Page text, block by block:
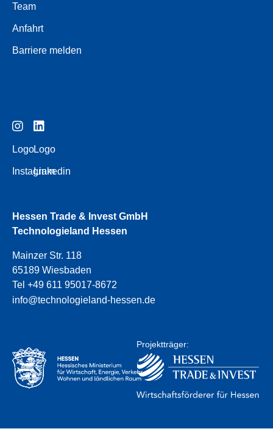
Team
Anfahrt
Barriere melden
Logo
Instagram
Logo
Linkedin
Hessen Trade & Invest GmbH
Technologieland Hessen
Mainzer Str. 118
65189 Wiesbaden
Tel +49 611 95017-8672
info@technologieland-hessen.de
Projektträger: